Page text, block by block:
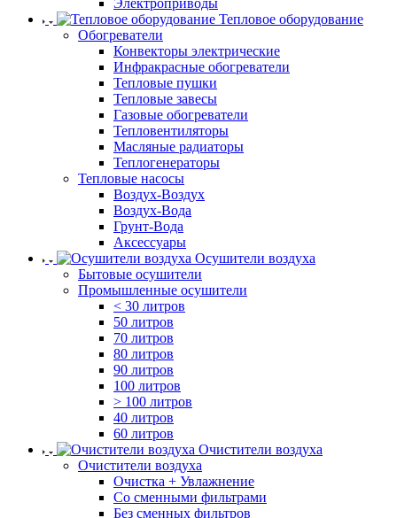
Электроприводы
Тепловое оборудование
Обогреватели
Конвекторы электрические
Инфракрасные обогреватели
Тепловые пушки
Тепловые завесы
Газовые обогреватели
Тепловентиляторы
Масляные радиаторы
Теплогенераторы
Тепловые насосы
Воздух-Воздух
Воздух-Вода
Грунт-Вода
Аксессуары
Осушители воздуха
Бытовые осушители
Промышленные осушители
< 30 литров
50 литров
70 литров
80 литров
90 литров
100 литров
> 100 литров
40 литров
60 литров
Очистители воздуха
Очистители воздуха
Очистка + Увлажнение
Cо сменными фильтрами
Без сменных фильтров